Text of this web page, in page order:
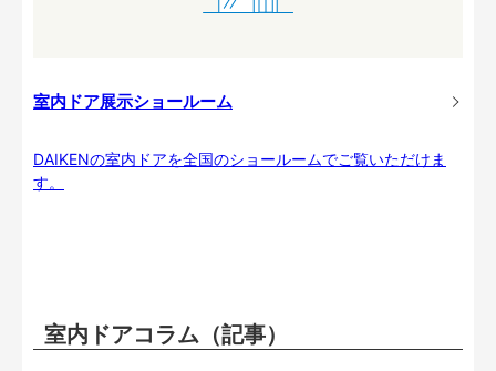
室内ドア展示ショールーム
DAIKENの室内ドアを全国のショールームでご覧いただけま
す。
室内ドアコラム（記事）